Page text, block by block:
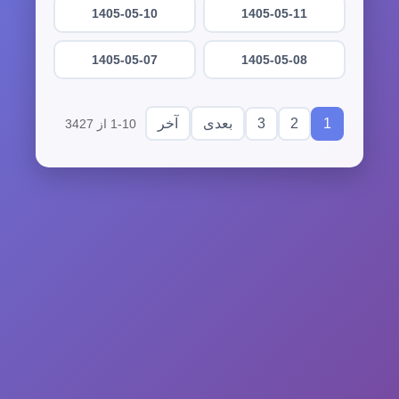
1405-05-11
1405-05-10
1405-05-08
1405-05-07
1
2
3 بعدی آخر 1-10 از 3427